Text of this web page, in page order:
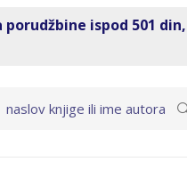
ispod 501